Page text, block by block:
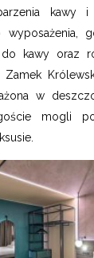
kawy i
wyposażenia,
kawy oraz
w
mogli